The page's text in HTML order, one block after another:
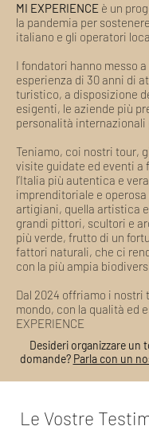
MI EXPERIENCE è un
la pandemia per
italiano e gli operatori
I fondatori hanno messo
esperienza di 30 anni di
turistico, a disposizione
esigenti, le aziende più
personalità internazionali
Teniamo, coi nostri tour,
visite guidate ed eventi a
l’Italia più autentica e
imprenditoriale e
artigiani, quella artistica
grandi pittori, scultori e
più verde, frutto di un
fattori naturali, che ci
con la più ampia
Dal 2024 offriamo i nostri
mondo, con la qualità ed
EXPERIENCE
Desideri organizzare un
domande? Parla con un
Le Vostre